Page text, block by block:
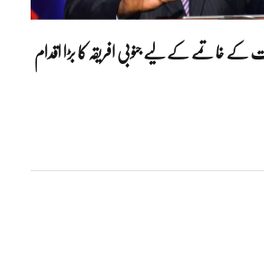
کے خاتمے کے لیے جنوبی افریقہ کا بڑا اقدام